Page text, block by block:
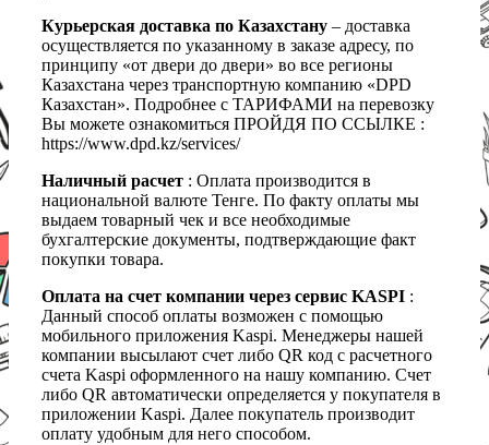
Курьерская доставка по Казахстану – доставка
осуществляется по указанному в заказе адресу, по
принципу «от двери до двери» во все регионы
Казахстана через транспортную компанию «DPD
Казахстан». Подробнее с ТАРИФАМИ на перевозку
Вы можете ознакомиться ПРОЙДЯ ПО ССЫЛКЕ :
https://www.dpd.kz/services/
Наличный расчет : Оплата производится в
национальной валюте Тенге. По факту оплаты мы
выдаем товарный чек и все необходимые
бухгалтерские документы, подтверждающие факт
покупки товара.
Оплата на счет компании через сервис KASPI :
Данный способ оплаты возможен с помощью
мобильного приложения Kaspi. Менеджеры нашей
компании высылают счет либо QR код с расчетного
счета Kaspi оформленного на нашу компанию. Счет
либо QR автоматически определяется у покупателя в
приложении Kaspi. Далее покупатель производит
оплату удобным для него способом.